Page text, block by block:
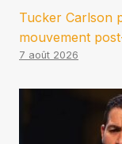
Tucker Carlson
mouvement
7 août 2026